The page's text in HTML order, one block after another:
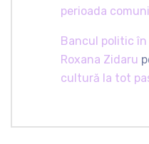
perioada
Bancul politic în
Roxana Zidaru
cultură la tot